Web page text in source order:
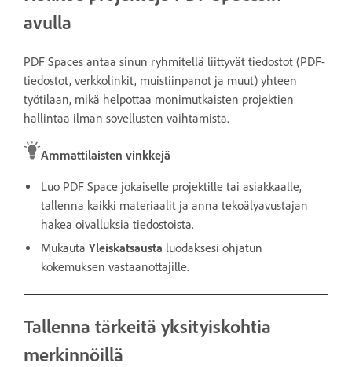
avulla
PDF Spaces antaa sinun ryhmitellä liittyvät tiedostot (PDF-
tiedostot, verkkolinkit, muistiinpanot ja muut) yhteen
työtilaan, mikä helpottaa monimutkaisten projektien
hallintaa ilman sovellusten vaihtamista.
Ammattilaisten vinkkejä
Luo PDF Space jokaiselle projektille tai asiakkaalle,
tallenna kaikki materiaalit ja anna tekoälyavustajan
hakea oivalluksia tiedostoista.
Mukauta Yleiskatsausta luodaksesi ohjatun
kokemuksen vastaanottajille.
Tallenna tärkeitä yksityiskohtia
merkinnöillä